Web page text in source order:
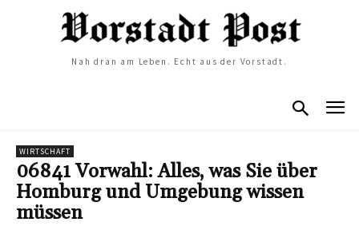
Nah dran am Leben. Echt aus der Vorstadt.
WIRTSCHAFT
06841 Vorwahl: Alles, was Sie über
Homburg und Umgebung wissen
müssen